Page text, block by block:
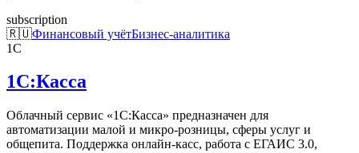
subscription
🇷🇺Финансовый учётБизнес-аналитика
1С
1С:Касса
Облачный сервис «1С:Касса» предназначен для
автоматизации малой и микро-розницы, сферы услуг и
общепита. Поддержка онлайн-касс, работа с ЕГАИС 3.0,